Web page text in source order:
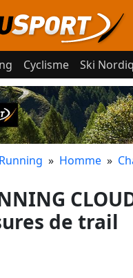
Cyclisme Ski
» Homme »
de trail